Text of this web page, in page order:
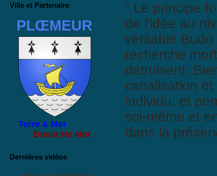
Ville et Partenaire
PLŒMEUR
Terre & Mer
Douar Ha Mor
Dernières vidéos
" Le principe
de l'idée au
véritable
recherche
détruisent.
canalisation
individu, et
soi-même et
dans la